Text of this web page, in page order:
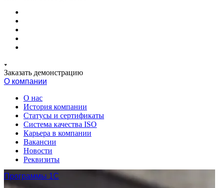
Заказать демонстрацию
О компании
О нас
История компании
Статусы и сертификаты
Система качества ISO
Карьера в компании
Вакансии
Новости
Реквизиты
Программы 1С